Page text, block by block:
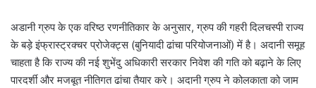
अडानी ग्रुप के एक वरिष्ठ रणनीतिकार के अनुसार, ग्रुप की गहरी दिलचस्पी राज्य
के बड़े इंफ्रास्ट्रक्चर प्रोजेक्ट्स (बुनियादी ढांचा परियोजनाओं) में है। अदानी समूह
चाहता है कि राज्य की नई शुभेंदु अधिकारी सरकार निवेश की गति को बढ़ाने के लिए
पारदर्शी और मजबूत नीतिगत ढांचा तैयार करे। अदानी ग्रुप ने कोलकाता को जाम